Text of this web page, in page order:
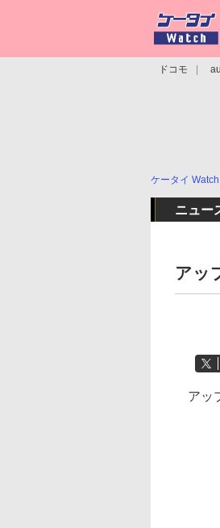
ドコモ au
ケータイ Watch
ニュー
アッ
アッ